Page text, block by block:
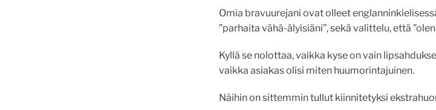
Omia bravuurejani ovat olleet
”parhaita vähä-älyisiäni”, sekä valittelu, että
Kyllä se nolottaa, vaikka kyse on vain
vaikka asiakas olisi miten huumorintajuinen.
Näihin on sittemmin tullut kiinnitetyksi